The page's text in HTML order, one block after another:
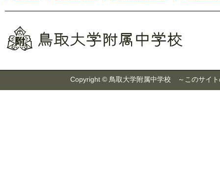
Copyright © 鳥取大学附属中学校 ～このサイト